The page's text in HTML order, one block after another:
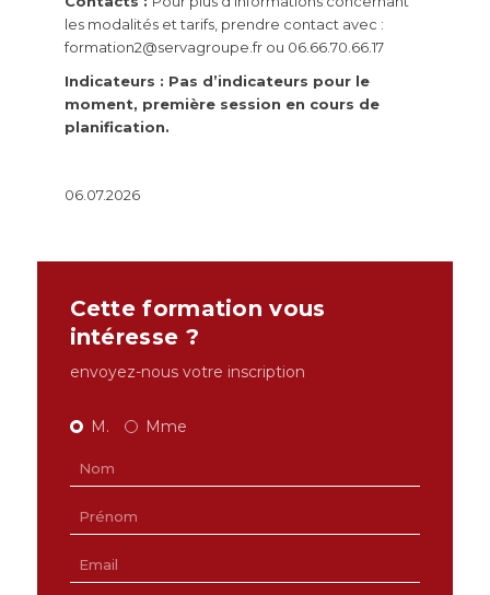
les modalités et tarifs, prendre contact avec :
formation2@servagroupe.fr ou 06.66.70.66.17
Indicateurs : Pas d’indicateurs pour le
moment, première session en cours de
planification.
06.07.2026
Cette formation vous
intéresse ?
envoyez-nous votre inscription
M. Mme